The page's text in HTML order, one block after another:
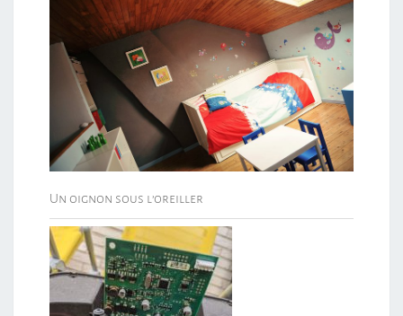
Un oignon sous l’oreiller